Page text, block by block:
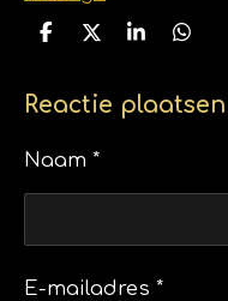
D
e
D
l
S
r
D
e
Reactie plaatsen
Naam *
E-mailadres *